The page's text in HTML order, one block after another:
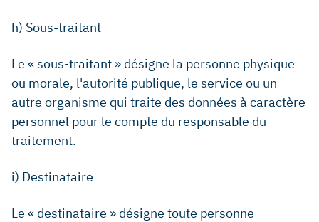
h) Sous-traitant
Le « sous-traitant » désigne la personne physique
ou morale, l'autorité publique, le service ou un
autre organisme qui traite des données à caractère
personnel pour le compte du responsable du
traitement.
i) Destinataire
Le « destinataire » désigne toute personne